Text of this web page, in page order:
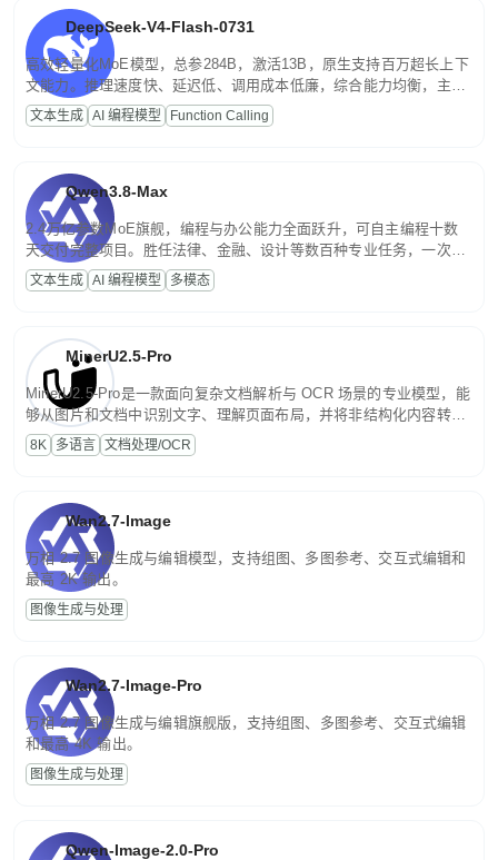
DeepSeek-V4-Flash-0731
高效轻量化MoE模型，总参284B，激活13B，原生支持百万超长上下
文能力。推理速度快、延迟低、调用成本低廉，综合能力均衡，主打
高并发、轻量化任务，适合日常对话、内容创作、基础 RAG、批量
文案处理等普惠刚需场景。
文本生成 AI 编程模型 Function Calling
Qwen3.8-Max
2.4万亿参数MoE旗舰，编程与办公能力全面跃升，可自主编程十数
天交付完整项目。胜任法律、金融、设计等数百种专业任务，一次对
话端到端交付生产级成果。原生视觉理解贯穿规划、执行与验证全流
程，支持超长文档与长视频的深度语义解析。长程任务中自主规划与
文本生成 AI 编程模型 多模态
MinerU2.5-Pro
MinerU2.5-Pro是一款面向复杂文档解析与 OCR 场景的专业模型，能
够从图片和文档中识别文字、理解页面布局，并将非结构化内容转换
为便于存储、检索和二次处理的结构化结果。
8K 多语言 文档处理/OCR
Wan2.7-Image
万相 2.7 图像生成与编辑模型，支持组图、多图参考、交互式编辑和
最高 2K 输出。
图像生成与处理
Wan2.7-Image-Pro
万相 2.7 图像生成与编辑旗舰版，支持组图、多图参考、交互式编辑
和最高 4K 输出。
图像生成与处理
Qwen-Image-2.0-Pro